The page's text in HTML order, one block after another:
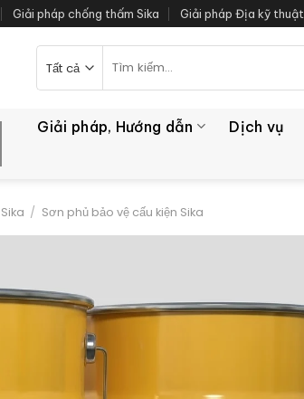
Giải pháp chống thấm Sika Giải pháp Địa kỹ thuật
kiếm:
Giải pháp, Hướng dẫn Dịch vụ
/ Sơn phủ bảo vệ cấu kiện Sika